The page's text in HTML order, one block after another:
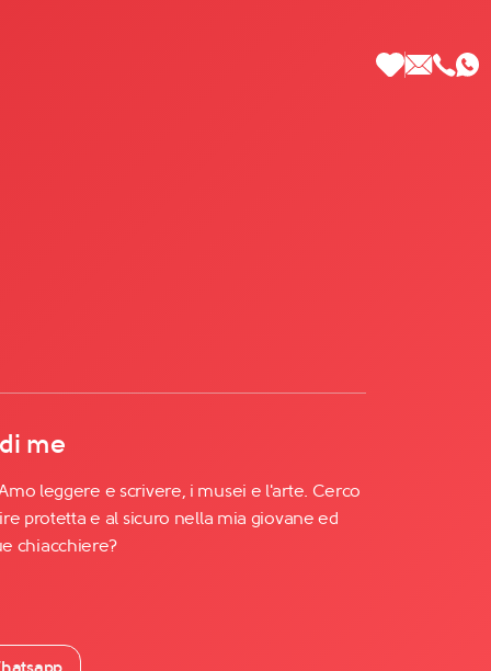
me
leggere e scrivere, i musei e l'arte. Cerco
protetta e al sicuro nella mia giovane ed
chiacchiere?